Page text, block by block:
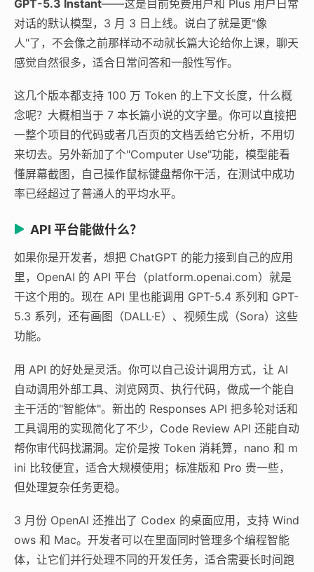
GPT-5.3 Instant——这是目前免费用户和 Plus 用户日常
对话的默认模型，3 月 3 日上线。说白了就是更"像
人"了，不会像之前那样动不动就长篇大论给你上课，聊天
感觉自然很多，适合日常问答和一般性写作。
这几个版本都支持 100 万 Token 的上下文长度，什么概
念呢？大概相当于 7 本长篇小说的文字量。你可以直接把
一整个项目的代码或者几百页的文档丢给它分析，不用切
来切去。另外新加了个"Computer Use"功能，模型能看
懂屏幕截图，自己操作鼠标键盘帮你干活，在测试中成功
率已经超过了普通人的平均水平。
API 平台能做什么？
如果你是开发者，想把 ChatGPT 的能力接到自己的应用
里，OpenAI 的 API 平台（platform.openai.com）就是
干这个用的。现在 API 里也能调用 GPT-5.4 系列和 GPT-
5.3 系列，还有画图（DALL·E）、视频生成（Sora）这些
功能。
用 API 的好处是灵活。你可以自己设计调用方式，让 AI
自动调用外部工具、浏览网页、执行代码，做成一个能自
主干活的"智能体"。新出的 Responses API 把多轮对话和
工具调用的实现简化了不少，Code Review API 还能自动
帮你审代码找漏洞。定价是按 Token 消耗算，nano 和 m
ini 比较便宜，适合大规模使用；标准版和 Pro 贵一些，
但处理复杂任务更稳。
3 月份 OpenAI 还推出了 Codex 的桌面应用，支持 Wind
ows 和 Mac。开发者可以在里面同时管理多个编程智能
体，让它们并行处理不同的开发任务，适合需要长时间跑